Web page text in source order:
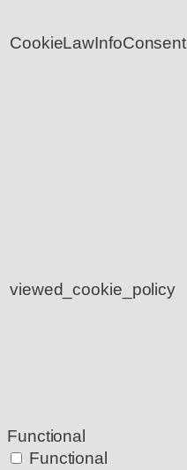
CookieLawInfoConsent
viewed_cookie_policy
Functional
Functional